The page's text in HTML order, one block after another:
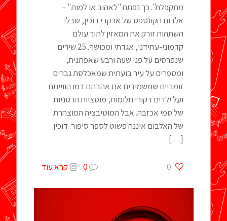
מתקפלת". כך נפתח "לאהוב או למות" –
אלבום הקונספט של ארקדי דוכין, שבלי
השתהות זורק את המאזין לתוך עולם
קדמוני-עתידני, אגדתי ומכושף. 25 שירים
שנפרסים על פני שעה ורבע שאפתנית,
ומספרים על עיר בועתית שמאכלסת גברים
זומביים שמשמידים את אהבתם במו הווייתם
ועל ילדים דקורי חלומות, מוטציות הרסניות
של סמי אכזבה. אבל המוטיבציה המוצהרת
של האלבום איננה פשוט לספר סיפור. דוכין
[…]
0
0 קרא עוד